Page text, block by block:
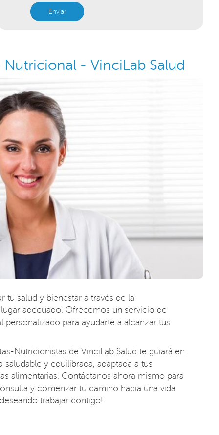
Enviar
- VinciLab Salud
tu salud y bienestar a través de la
adecuado. Ofrecemos un servicio de
para ayudarte a alcanzar tus
Nutricionistas de VinciLab Salud te guiará en
y equilibrada, adaptada a tus
alimentarias. Contáctanos ahora mismo para
y comenzar tu camino hacia una vida
trabajar contigo!